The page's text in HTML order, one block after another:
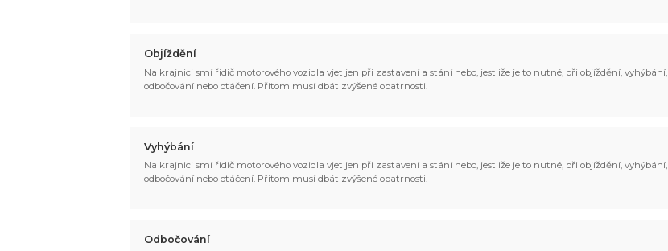
Objíždění
Na krajnici smí řidič motorového vozidla vjet jen při zastavení a stání nebo, jestliže je to nutné, při objíždění, vyhýbání,
odbočování nebo otáčení. Přitom musí dbát zvýšené opatrnosti.
Vyhýbání
Na krajnici smí řidič motorového vozidla vjet jen při zastavení a stání nebo, jestliže je to nutné, při objíždění, vyhýbání,
odbočování nebo otáčení. Přitom musí dbát zvýšené opatrnosti.
Odbočování